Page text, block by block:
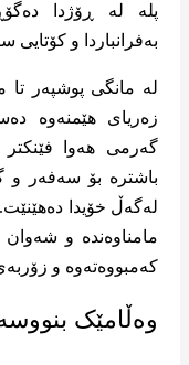
پلە لە ڕۆژدا
به‌فرانباردا و کۆتایی
لە مانگی پوشپه‌ر تا
زەریای هێمنەوە
گەرمی هەوا
باشترە بۆ سەفەر و
لەگەڵ خۆیدا دەهێنێت.
مامناوەندە و
کەمبووەتەوە و
وەڵامێک